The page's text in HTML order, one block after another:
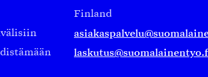
Finland